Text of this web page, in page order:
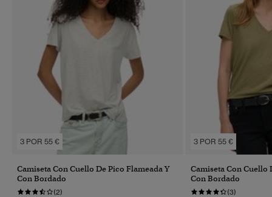
3 POR 55 €
Camiseta Con Cuello De Pico Flameada Y
Con Bordado
(2)
3 POR 55 €
Camiseta Con Cuello
Con Bordado
(3)